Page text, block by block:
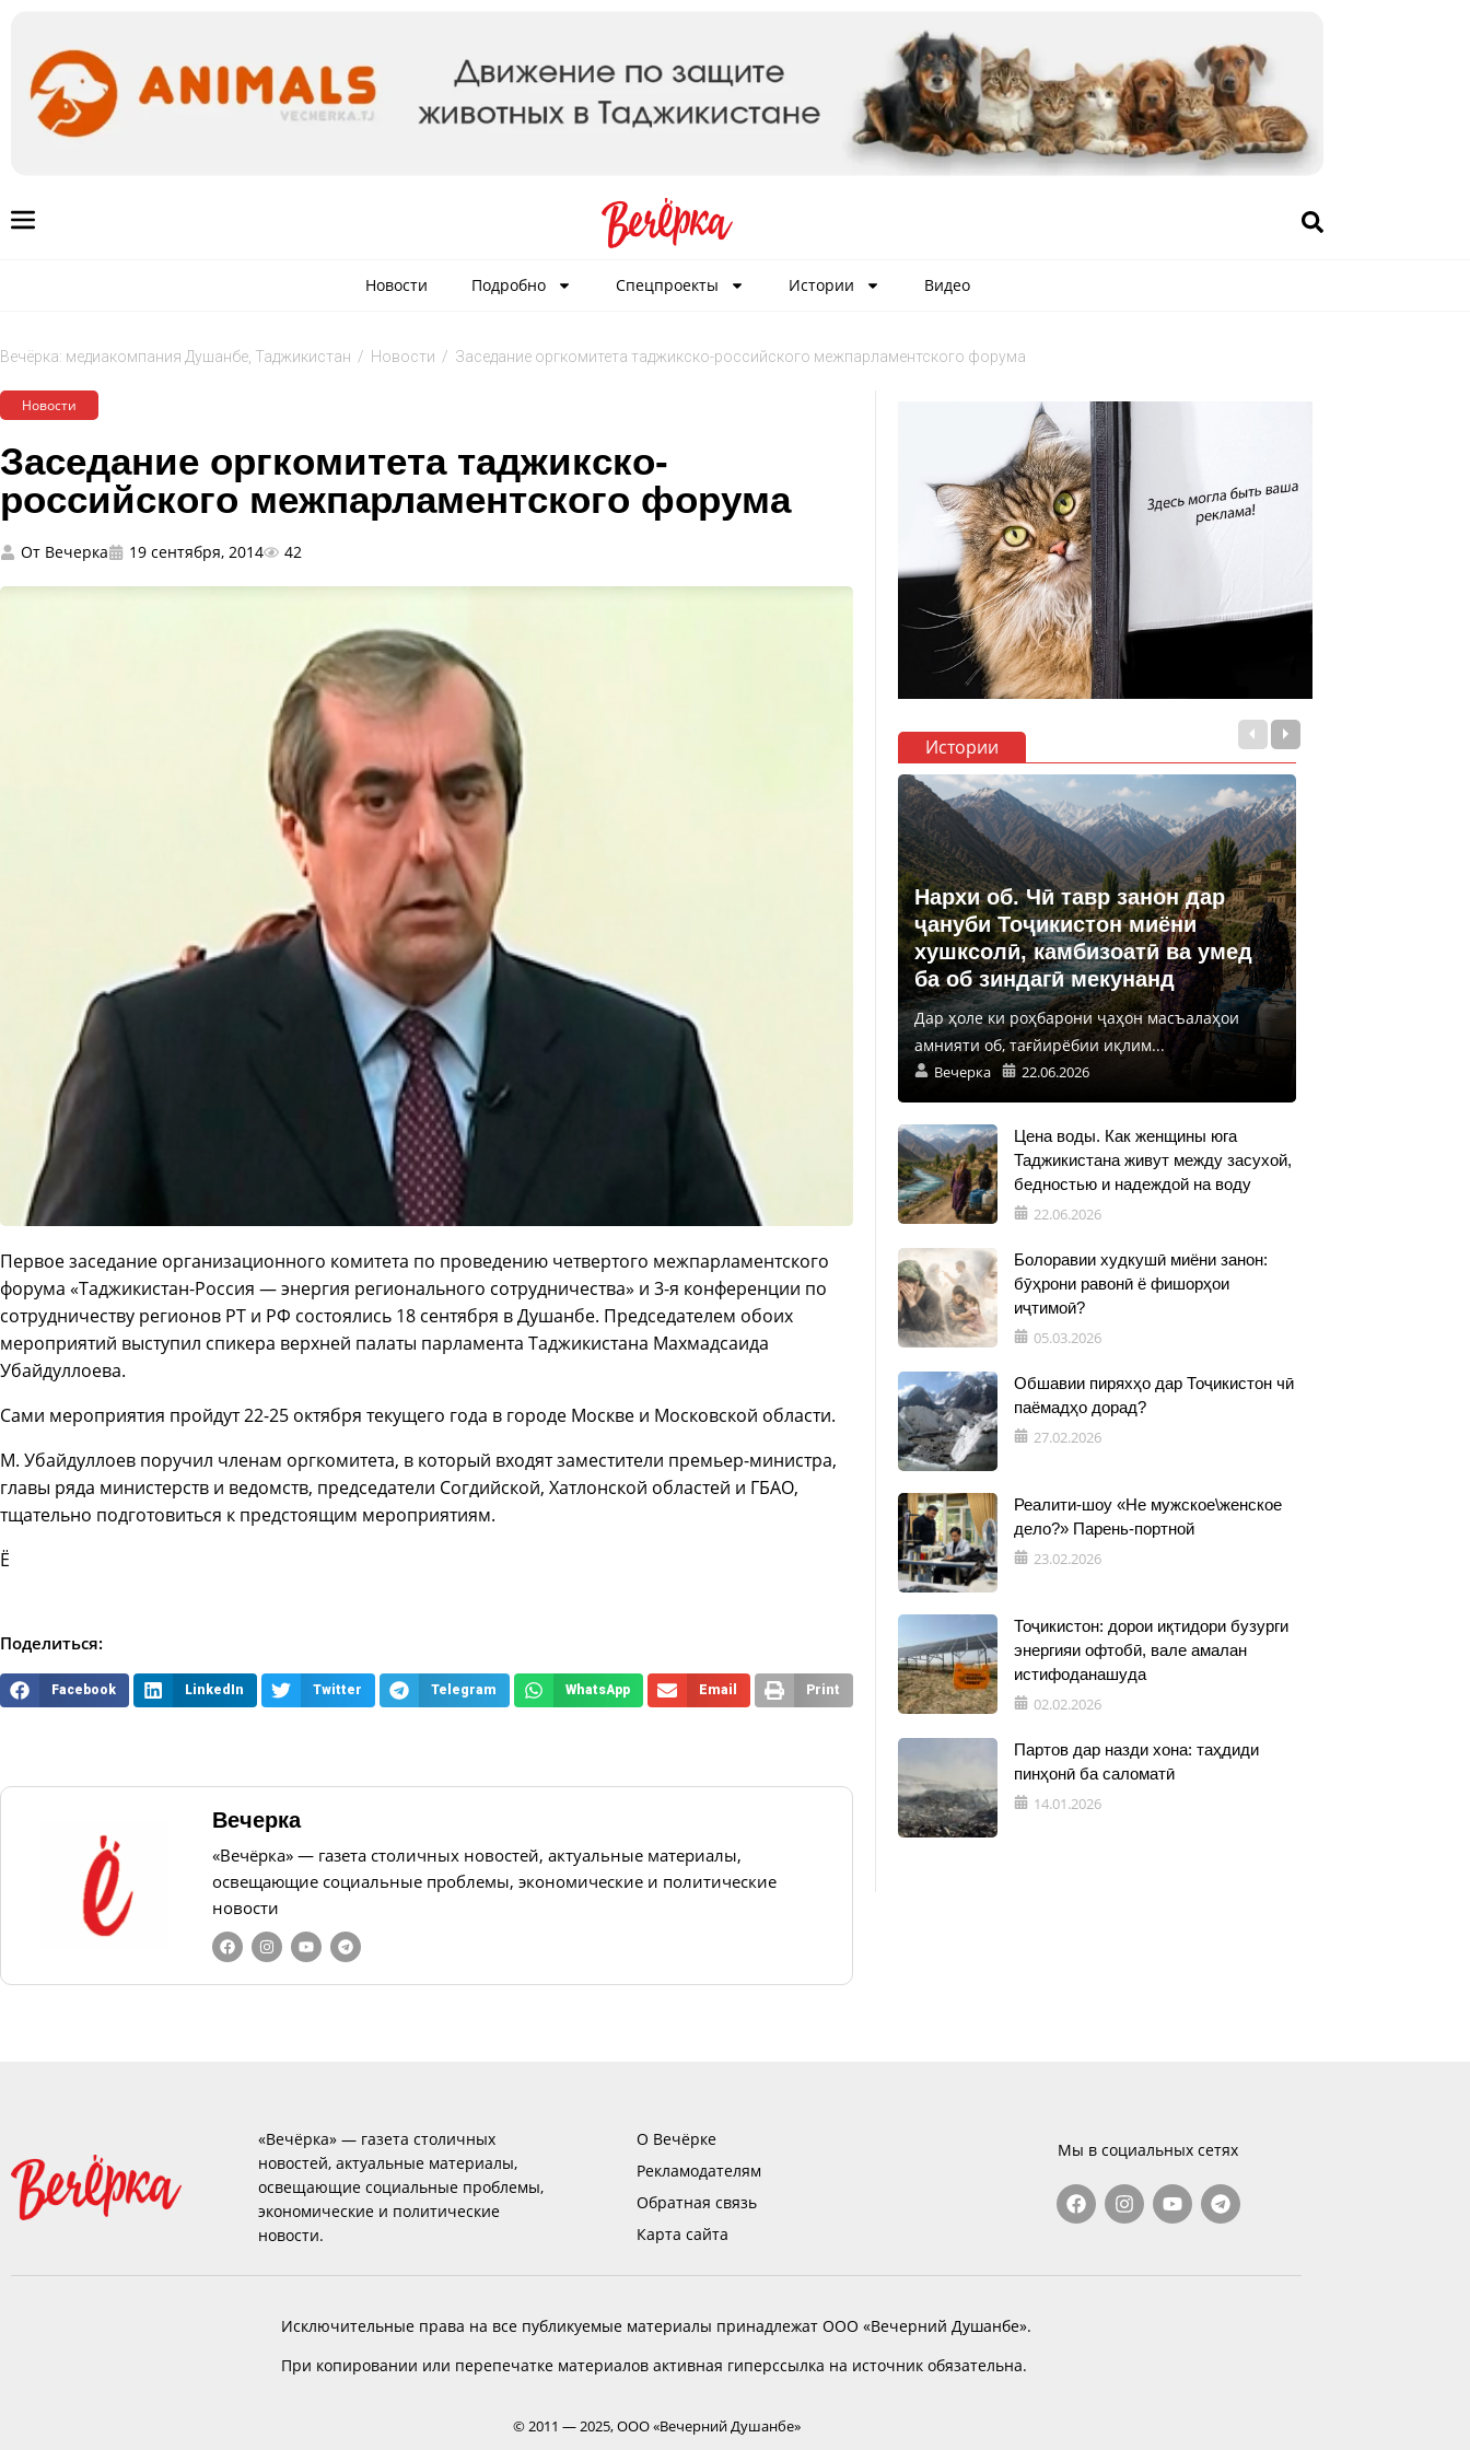
Новости Подробно Спецпроекты Истории Видео
Вечёрка: медиакомпания Душанбе, Таджикистан / Новости / Заседание оргкомитета таджикско-российского межпарламентского форума
Новости
Заседание оргкомитета таджикско-
российского межпарламентского форума
От Вечерка 19 сентября, 2014 42
Первое заседание организационного комитета по проведению четвертого межпарламентского
форума «Таджикистан-Россия — энергия регионального сотрудничества» и 3-я конференции по
сотрудничеству регионов РТ и РФ состоялись 18 сентября в Душанбе. Председателем обоих
мероприятий выступил спикера верхней палаты парламента Таджикистана Махмадсаида
Убайдуллоева.
Сами мероприятия пройдут 22-25 октября текущего года в городе Москве и Московской области.
М. Убайдуллоев поручил членам оргкомитета, в который входят заместители премьер-министра,
главы ряда министерств и ведомств, председатели Согдийской, Хатлонской областей и ГБАО,
тщательно подготовиться к предстоящим мероприятиям.
Ё
Поделиться:
Facebook LinkedIn Twitter Telegram WhatsApp Email Print
Вечерка
«Вечёрка» — газета столичных новостей, актуальные материалы,
освещающие социальные проблемы, экономические и политические
новости
Истории
Нархи об. Чӣ тавр занон дар
ҷануби Тоҷикистон миёни
хушксолӣ, камбизоатӣ ва умед
ба об зиндагӣ мекунанд
Дар ҳоле ки роҳбарони ҷаҳон масъалаҳои
амнияти об, тағйирёбии иқлим...
Вечерка 22.06.2026
Цена воды. Как женщины юга
Таджикистана живут между засухой,
бедностью и надеждой на воду
22.06.2026
Болоравии худкушӣ миёни занон:
бӯҳрони равонӣ ё фишорҳои
иҷтимоӣ?
05.03.2026
Обшавии пиряхҳо дар Тоҷикистон чӣ
паёмадҳо дорад?
27.02.2026
Реалити-шоу «Не мужское\женское
дело?» Парень-портной
23.02.2026
Тоҷикистон: дорои иқтидори бузурги
энергияи офтобӣ, вале амалан
истифоданашуда
02.02.2026
Партов дар назди хона: таҳдиди
пинҳонӣ ба саломатӣ
14.01.2026
«Вечёрка» — газета столичных
новостей, актуальные материалы,
освещающие социальные проблемы,
экономические и политические
новости.
О Вечёрке
Рекламодателям
Обратная связь
Карта сайта
Мы в социальных сетях
Исключительные права на все публикуемые материалы принадлежат ООО «Вечерний Душанбе».
При копировании или перепечатке материалов активная гиперссылка на источник обязательна.
© 2011 — 2025, ООО «Вечерний Душанбе»